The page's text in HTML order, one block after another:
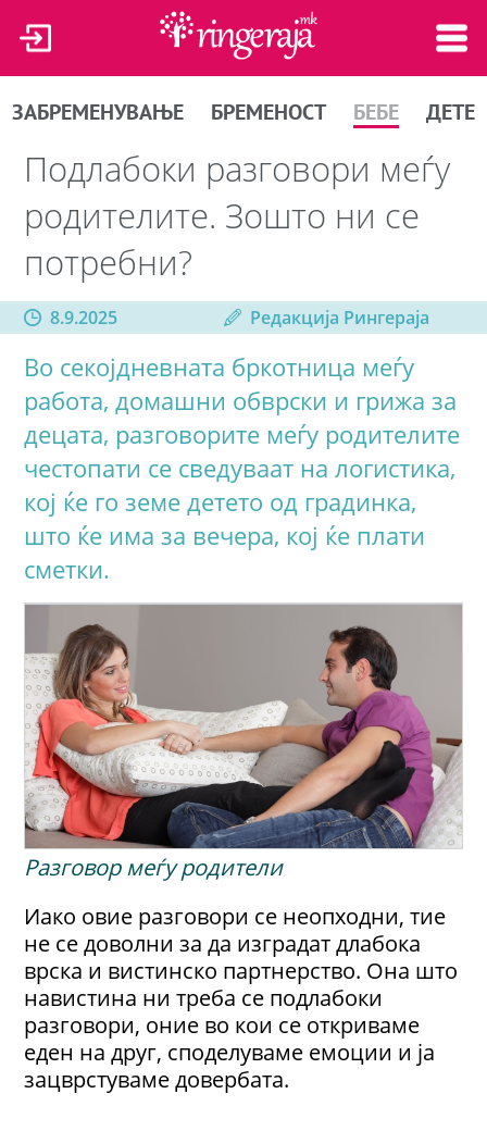
ЗАБРЕМЕНУВАЊЕ БРЕМЕНОСТ БЕБЕ ДЕТЕ
Подлабоки разговори меѓу
родителите. Зошто ни се
потребни?
8.9.2025 Редакција Рингераја
Во секојдневната бркотница меѓу
работа, домашни обврски и грижа за
децата, разговорите меѓу родителите
честопати се сведуваат на логистика,
кој ќе го земе детето од градинка,
што ќе има за вечера, кој ќе плати
сметки.
Разговор меѓу родители
Иако овие разговори се неопходни, тие
не се доволни за да изградат длабока
врска и вистинско партнерство. Она што
навистина ни треба се подлабоки
разговори, оние во кои се откриваме
еден на друг, споделуваме емоции и ја
зацврстуваме довербата.